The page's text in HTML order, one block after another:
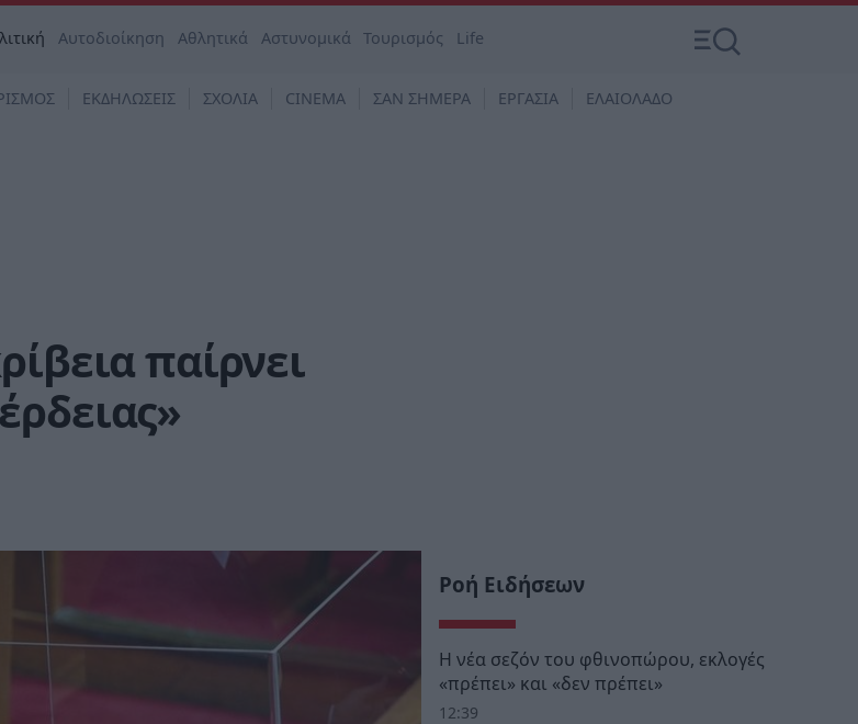
Αυτοδιοίκηση Αθλητικά Αστυνομικά Τουρισμός Life
ΕΚΔΗΛΩΣΕΙΣ ΣΧΟΛΙΑ CINEMA ΣΑΝ ΣΗΜΕΡΑ ΕΡΓΑΣΙΑ ΕΛΑΙΟΛΑΔΟ
παίρνει
Ροή Ειδήσεων
Η νέα σεζόν του φθινοπώρου, εκλογές
«πρέπει» και «δεν πρέπει»
12:39